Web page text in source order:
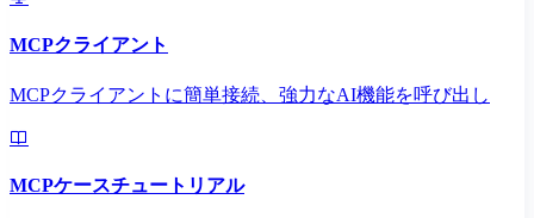
MCPクライアント
MCPクライアントに簡単接続、強力なAI機能を呼び出し
MCPケースチュートリアル